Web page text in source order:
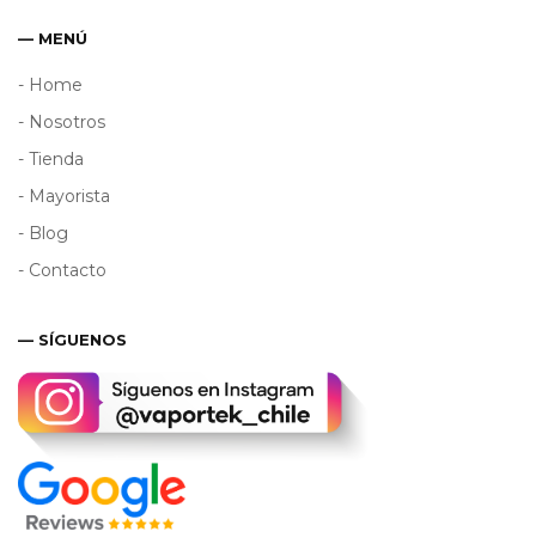
— MENÚ
- Home
- Nosotros
- Tienda
- Mayorista
- Blog
- Contacto
— SÍGUENOS